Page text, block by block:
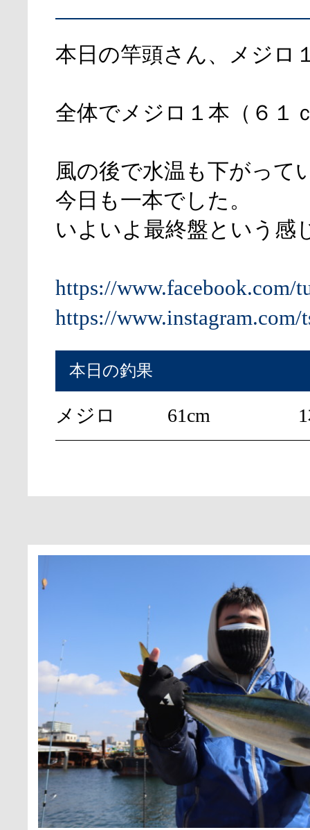
本日の竿頭さん、メジロ
全体でメジロ１本（６１
風の後で水温も下がって
今日も一本でした。
いよいよ最終盤という感
https://www.facebook.com/
https://www.instagram.com/
本日の釣果
メジロ 61cm